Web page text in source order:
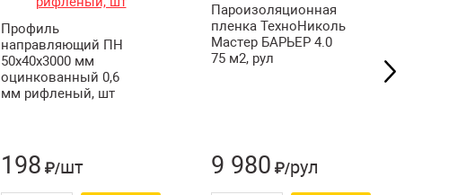
Профиль
направляющий ПН
50х40х3000 мм
оцинкованный 0,6
мм рифленый, шт
198 ₽/шт
Пароизоляционная
пленка ТехноНиколь
Мастер БАРЬЕР 4.0
75 м2, рул
9 980 ₽/рул